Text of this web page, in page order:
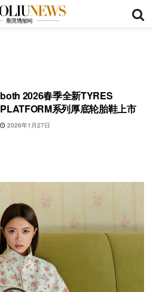
both 2026春季全新TYRES
PLATFORM系列厚底轮胎鞋上市
2026年1月27日